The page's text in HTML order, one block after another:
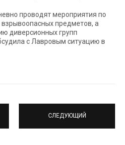
проводят мероприятия по
предметов, а
диверсионных групп
с Лавровым ситуацию в
СЛЕДУЮЩИЙ